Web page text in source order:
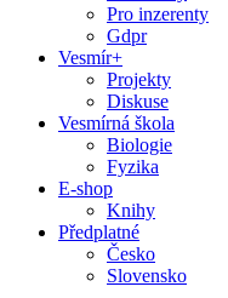
Pro inzerenty
Gdpr
Vesmír+
Projekty
Diskuse
Vesmírná škola
Biologie
Fyzika
E-shop
Knihy
Předplatné
Česko
Slovensko